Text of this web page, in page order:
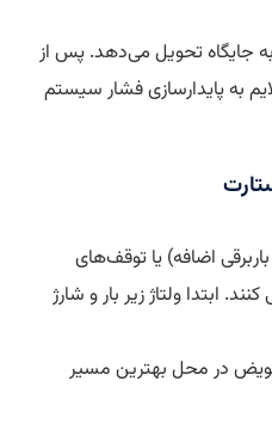
جایگاه تحویل می‌دهد. پس از
به پایدارسازی فشار سیستم
اضافه) یا توقف‌های
ابتدا ولتاژ زیر بار و شارژ
در محل بهترین مسیر